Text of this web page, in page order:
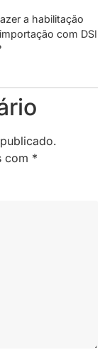
a habilitação
com DSI
com *